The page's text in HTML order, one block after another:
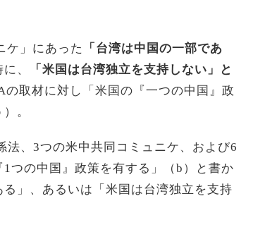
ケ」にあった
「台湾は中国の一部であ
、
「米国は台湾独立を支持しない」と
の取材に対し「米国の『一つの中国』政
。
、3つの米中共同コミュニケ、および6
つの中国』政策を有する」（b）と書か
」、あるいは「米国は台湾独立を支持